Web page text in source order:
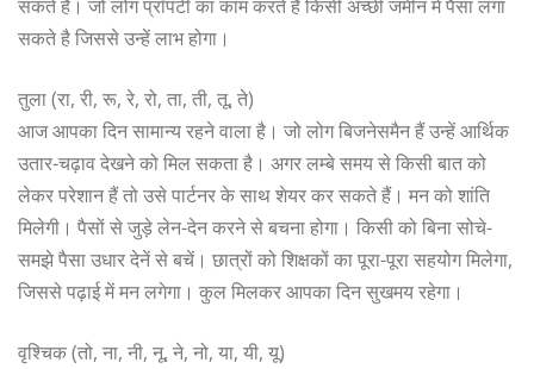
सकते है। जो लोग प्रॉपर्टी का काम करते है किसी अच्छी जमीन में पैसा लगा
सकते है जिससे उन्हें लाभ होगा।
तुला (रा, री, रू, रे, रो, ता, ती, तू, ते)
आज आपका दिन सामान्य रहने वाला है। जो लोग बिजनेसमैन हैं उन्हें आर्थिक
उतार-चढ़ाव देखने को मिल सकता है। अगर लम्बे समय से किसी बात को
लेकर परेशान हैं तो उसे पार्टनर के साथ शेयर कर सकते हैं। मन को शांति
मिलेगी। पैसों से जुड़े लेन-देन करने से बचना होगा। किसी को बिना सोचे-
समझे पैसा उधार देनें से बचें। छात्रों को शिक्षकों का पूरा-पूरा सहयोग मिलेगा,
जिससे पढ़ाई में मन लगेगा। कुल मिलकर आपका दिन सुखमय रहेगा।
वृश्चिक (तो, ना, नी, नू, ने, नो, या, यी, यू)